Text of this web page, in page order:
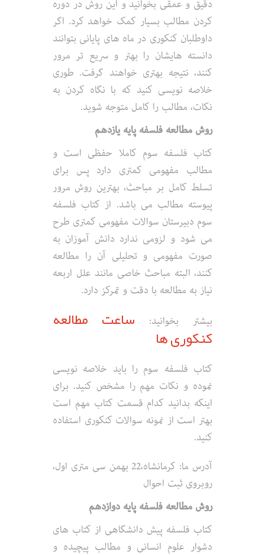
دقیق و عمقی بخوانید و این روش در دوره
کردن مطالب بسیار کمک خواهد کرد. اگر
داوطلبان کنکوری در ماه های پایانی بتوانند
دانسته هایشان را بهتر و سریع تر مرور
کنند، نتیجه بهتری خواهند گرفت. طوری
خلاصه نویسی کنید که با نگاه کردن به
نکات، مطالب را کامل متوجه شوید.
روش مطالعه فلسفه پایه یازدهم
کتاب فلسفه سوم کاملا حفظی است و
مطالب مفهومی کمتری دارد پس برای
تسلط کامل بر مباحث، بهترین روش مرور
پیوسته مطالب می باشد. از کتاب فلسفه
سوم دبیرستان سوالات مفهومی کمتری طرح
می شود و لزومی ندارد دانش آموزان به
صورت مفهومی و تحلیلی آن را مطالعه
کنند، البته مباحث خاصی مانند علل اربعه
نیاز به مطالعه با دقت و تمرکز دارد.
بیشتر بخوانید: ساعت مطالعه
کنکوری ها
کتاب فلسفه سوم را باید خلاصه نویسی
نموده و نکات مهم را مشخص کنید. برای
اینکه بدانید کدام قسمت کتاب مهم است
بهتر است از نمونه سوالات کنکوری استفاده
کنید.
آدرس ما: کرمانشاه،22 بهمن سی متری اول،
روبروی ثبت احوال
روش مطالعه فلسفه پایه دوازدهم
کتاب فلسفه پیش دانشگاهی از کتاب های
دشوار علوم انسانی و مطالب پیچیده و